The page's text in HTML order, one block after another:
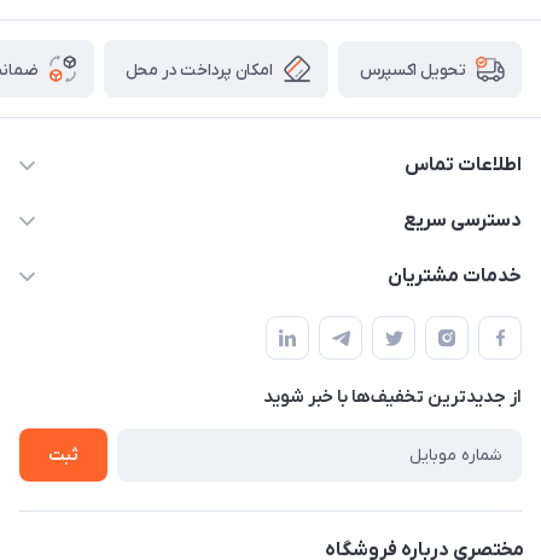
تحویل اکسپرس امکان پرداخت در محل
اطلاعات تماس
09332394024-09120346631
دسترسی سریع
حساب کاربری
لیست محصولات
درباره ما
خدمات مشتریان
قوانین و مقررات
حریم خصوصی
راهنما
از جدید‌ترین تخفیف‌ها با‌ خبر شوید
ثبت
مختصری درباره فروشگاه